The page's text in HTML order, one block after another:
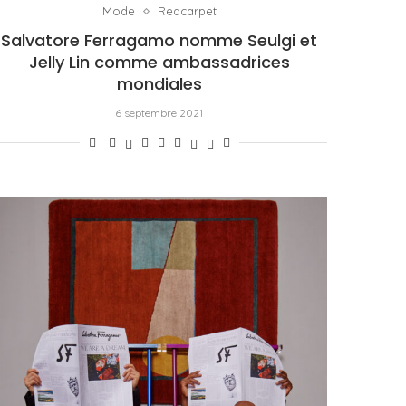
Mode Redcarpet
Salvatore Ferragamo nomme Seulgi et
Jelly Lin comme ambassadrices
mondiales
6 septembre 2021